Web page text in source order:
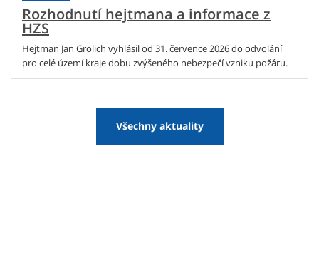
Rozhodnutí hejtmana a informace z
HZS
Hejtman Jan Grolich vyhlásil od 31. července 2026 do odvolání
pro celé území kraje dobu zvýšeného nebezpečí vzniku požáru.
Všechny aktuality